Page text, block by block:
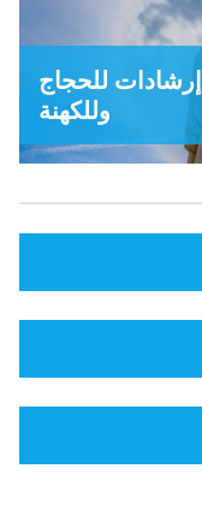
إرشادات للحجاج
وللكهنة